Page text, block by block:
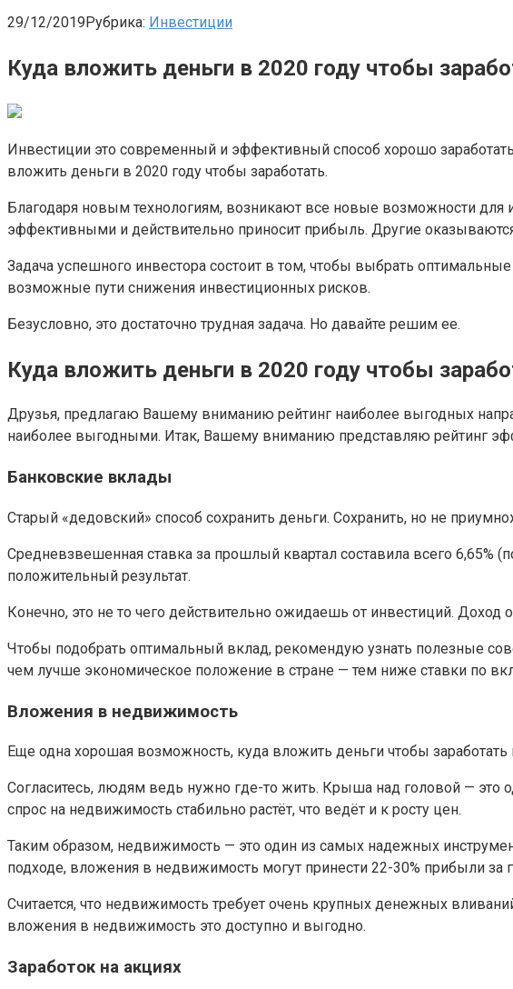
29/12/2019Рубрика: Инвестиции
Куда вложить деньги в 2020 году чтобы
Инвестиции это современный и эффективный способ хорошо
вложить деньги в 2020 году чтобы заработать.
Благодаря новым технологиям, возникают все новые возможности для
эффективными и действительно приносит прибыль. Другие
Задача успешного инвестора состоит в том, чтобы выбрать
возможные пути снижения инвестиционных рисков.
Безусловно, это достаточно трудная задача. Но давайте решим ее.
Куда вложить деньги в 2020 году чтобы
Друзья, предлагаю Вашему вниманию рейтинг наиболее выгодных
наиболее выгодными. Итак, Вашему вниманию представляю рейтинг
Банковские вклады
Старый «дедовский» способ сохранить деньги. Сохранить, но не
Средневзвешенная ставка за прошлый квартал составила всего
положительный результат.
Конечно, это не то чего действительно ожидаешь от инвестиций. Доход
Чтобы подобрать оптимальный вклад, рекомендую узнать полезные
чем лучше экономическое положение в стране — тем ниже ставки по
Вложения в недвижимость
Еще одна хорошая возможность, куда вложить деньги чтобы
Согласитесь, людям ведь нужно где-то жить. Крыша над головой — это
спрос на недвижимость стабильно растёт, что ведёт и к росту цен.
Таким образом, недвижимость — это один из самых надежных
подходе, вложения в недвижимость могут принести 22-30% прибыли за
Считается, что недвижимость требует очень крупных денежных
вложения в недвижимость это доступно и выгодно.
Заработок на акциях